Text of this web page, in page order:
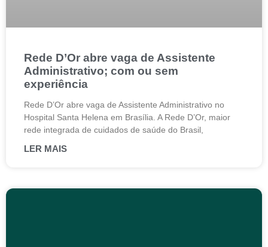
Rede D’Or abre vaga de Assistente
Administrativo; com ou sem
experiência
Rede D’Or abre vaga de Assistente Administrativo no
Hospital Santa Helena em Brasília. A Rede D’Or, maior
rede integrada de cuidados de saúde do Brasil,
LER MAIS